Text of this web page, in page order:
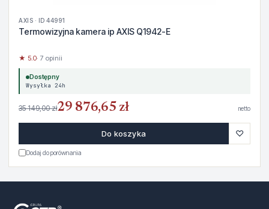
AXIS · ID 44991
Termowizyjna kamera ip AXIS Q1942-E
★ 5.0· 7 opinii
Dostępny
Wysyłka 24h
35 149,00 zł29 876,65 zł netto
Do koszyka ♡
Dodaj do porównania